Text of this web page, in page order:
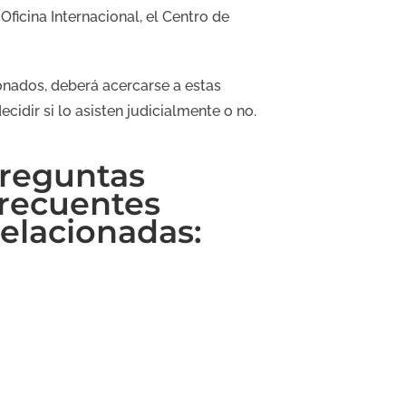
Internacional, el Centro de
deberá acercarse a estas
si lo asisten judicialmente o no.